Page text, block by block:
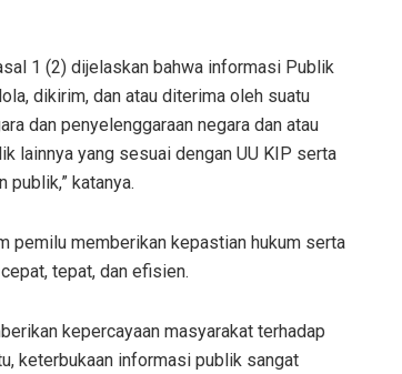
1 (2) dijelaskan bahwa informasi Publik
dikirim, dan atau diterima oleh suatu
dan penyelenggaraan negara dan atau
lainnya yang sesuai dengan UU KIP serta
katanya.
pemilu memberikan kepastian hukum serta
tepat, dan efisien.
kepercayaan masyarakat terhadap
keterbukaan informasi publik sangat